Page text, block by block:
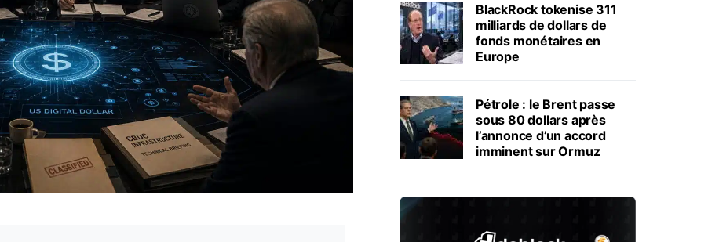
BlackRock tokenise 311
milliards de dollars de
fonds monétaires en
Europe
Pétrole : le Brent passe
sous 80 dollars après
l’annonce d’un accord
imminent sur Ormuz